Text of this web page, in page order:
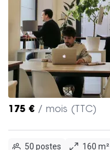
175 € / mois (TTC)
50 postes
160 m²